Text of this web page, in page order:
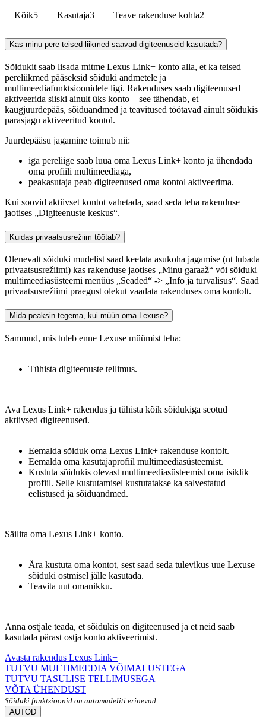
Kõik5 Kasutaja3 Teave rakenduse kohta2
Kas minu pere teised liikmed saavad digiteenuseid kasutada?
Sõidukit saab lisada mitme Lexus Link+ konto alla, et ka teised
pereliikmed pääseksid sõiduki andmetele ja
multimeediafunktsioonidele ligi. Rakenduses saab digiteenused
aktiveerida siiski ainult üks konto – see tähendab, et
kaugjuurdepääs, sõiduandmed ja teavitused töötavad ainult sõidukis
parasjagu aktiveeritud kontol.
Juurdepääsu jagamine toimub nii:
iga pereliige saab luua oma Lexus Link+ konto ja ühendada
oma profiili multimeediaga,
peakasutaja peab digiteenused oma kontol aktiveerima.
Kui soovid aktiivset kontot vahetada, saad seda teha rakenduse
jaotises „Digiteenuste keskus“.
Kuidas privaatsusrežiim töötab?
Olenevalt sõiduki mudelist saad keelata asukoha jagamise (nt lubada
privaatsusrežiimi) kas rakenduse jaotises „Minu garaaž“ või sõiduki
multimeediasüsteemi menüüs „Seaded“ -> „Info ja turvalisus“. Saad
privaatsusrežiimi praegust olekut vaadata rakenduses oma kontolt.
Mida peaksin tegema, kui müün oma Lexuse?
Sammud, mis tuleb enne Lexuse müümist teha:
Tühista digiteenuste tellimus.
Ava Lexus Link+ rakendus ja tühista kõik sõidukiga seotud
aktiivsed digiteenused.
Eemalda sõiduk oma Lexus Link+ rakenduse kontolt.
Eemalda oma kasutajaprofiil multimeediasüsteemist.
Kustuta sõidukis olevast multimeediasüsteemist oma isiklik
profiil. Selle kustutamisel kustutatakse ka salvestatud
eelistused ja sõiduandmed.
Säilita oma Lexus Link+ konto.
Ära kustuta oma kontot, sest saad seda tulevikus uue Lexuse
sõiduki ostmisel jälle kasutada.
Teavita uut omanikku.
Anna ostjale teada, et sõidukis on digiteenused ja et neid saab
kasutada pärast ostja konto aktiveerimist.
Avasta rakendus Lexus Link+
TUTVU MULTIMEEDIA VÕIMALUSTEGA
TUTVU TASULISE TELLIMUSEGA
VÕTA ÜHENDUST
Sõiduki funktsioonid on automudeliti erinevad.
AUTOD